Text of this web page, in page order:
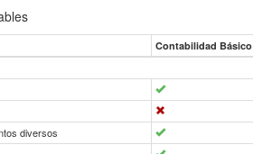
Contabilidad Básico
diversos